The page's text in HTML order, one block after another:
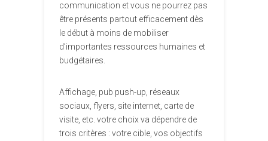
communication et vous ne pourrez pas
être présents partout efficacement dès
le début à moins de mobiliser
d’importantes ressources humaines et
budgétaires.
Affichage, pub push-up, réseaux
sociaux, flyers, site internet, carte de
visite, etc. votre choix va dépendre de
trois critères : votre cible, vos objectifs